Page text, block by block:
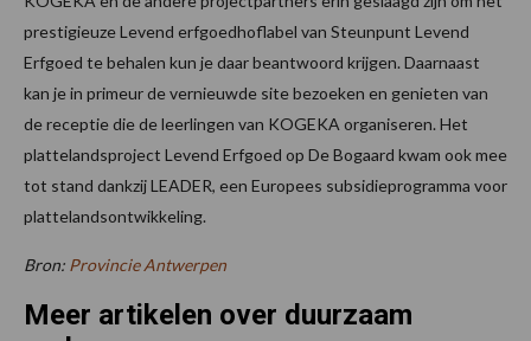
prestigieuze Levend erfgoedhoflabel van Steunpunt Levend
Erfgoed te behalen kun je daar beantwoord krijgen. Daarnaast
kan je in primeur de vernieuwde site bezoeken en genieten van
de receptie die de leerlingen van KOGEKA organiseren. Het
plattelandsproject Levend Erfgoed op De Bogaard kwam ook mee
tot stand dankzij LEADER, een Europees subsidieprogramma voor
plattelandsontwikkeling.
Bron: Provincie Antwerpen
Meer artikelen over duurzaam